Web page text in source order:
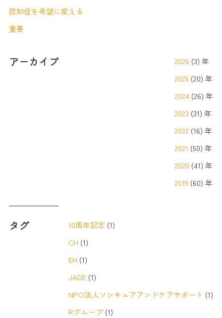
認知症を希望に変える
重要
アーカイブ 2026 (3) 年
2025 (20) 年
2024 (26) 年
2023 (31) 年
2022 (16) 年
2021 (50) 年
2020 (41) 年
2019 (60) 年
タグ 10周年記念 (1)
CH (1)
EH (1)
JADE (1)
NPO法人ソシキュアアンドケアサポート (1)
Rグループ (1)